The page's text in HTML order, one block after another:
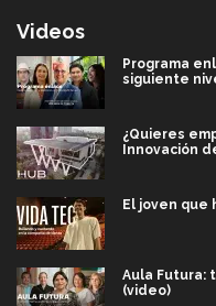
Videos
Programa
siguiente
¿Quieres
Innovación
El joven que
Aula Futura:
(video)